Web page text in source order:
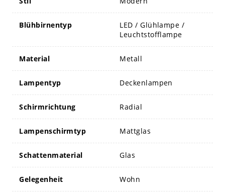
Blühbirnentyp
LED / Glühlampe /
Leuchtstofflampe
Material Metall
Lampentyp Deckenlampen
Schirmrichtung Radial
Lampenschirmtyp Mattglas
Schattenmaterial Glas
Gelegenheit Wohn